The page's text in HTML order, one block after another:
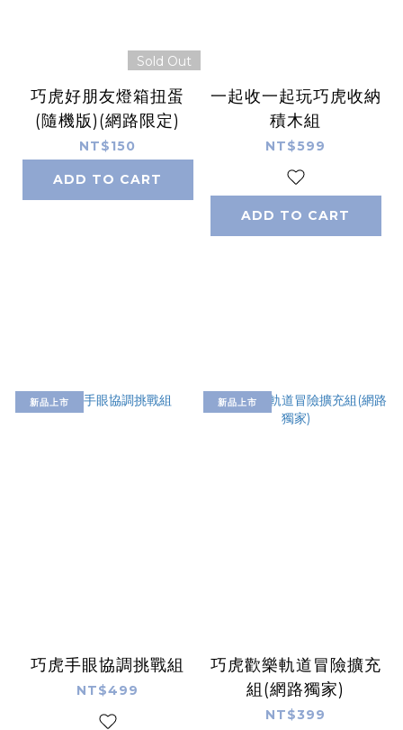
Sold Out
巧虎好朋友燈箱扭蛋
(隨機版)(網路限定)
NT$150
ADD TO CART
一起收一起玩巧虎收納
積木組
NT$599
ADD TO CART
新品上市
巧虎手眼協調挑戰組
NT$499
新品上市
巧虎歡樂軌道冒險擴充
組(網路獨家)
NT$399